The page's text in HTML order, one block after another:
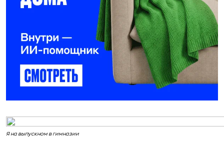
Я на выпускном в гимназии